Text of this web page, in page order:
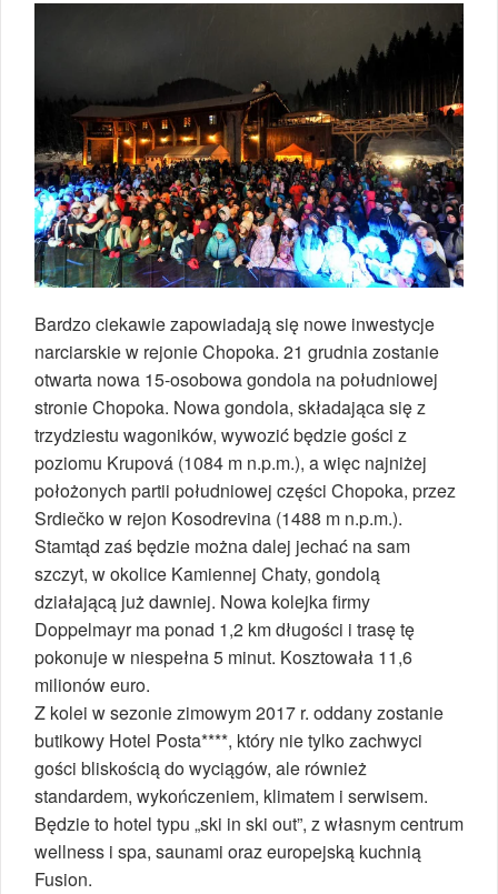
Bardzo ciekawie zapowiadają się nowe inwestycje
narciarskie w rejonie Chopoka. 21 grudnia zostanie
otwarta nowa 15-osobowa gondola na południowej
stronie Chopoka. Nowa gondola, składająca się z
trzydziestu wagoników, wywozić będzie gości z
poziomu Krupová (1084 m n.p.m.), a więc najniżej
położonych partii południowej części Chopoka, przez
Srdiečko w rejon Kosodrevina (1488 m n.p.m.).
Stamtąd zaś będzie można dalej jechać na sam
szczyt, w okolice Kamiennej Chaty, gondolą
działającą już dawniej. Nowa kolejka firmy
Doppelmayr ma ponad 1,2 km długości i trasę tę
pokonuje w niespełna 5 minut. Kosztowała 11,6
milionów euro.
Z kolei w sezonie zimowym 2017 r. oddany zostanie
butikowy Hotel Posta****, który nie tylko zachwyci
gości bliskością do wyciągów, ale również
standardem, wykończeniem, klimatem i serwisem.
Będzie to hotel typu „ski in ski out”, z własnym centrum
wellness i spa, saunami oraz europejską kuchnią
Fusion.